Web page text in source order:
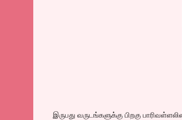
இருபது வருடங்களுக்கு பிறகு